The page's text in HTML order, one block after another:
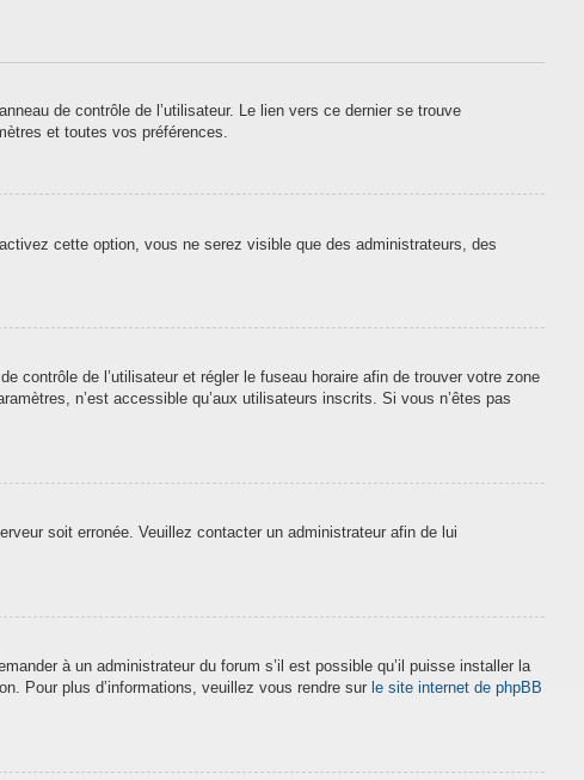
de contrôle de l’utilisateur. Le lien vers ce dernier se trouve
et toutes vos préférences.
cette option, vous ne serez visible que des administrateurs, des
contrôle de l’utilisateur et régler le fuseau horaire afin de trouver votre zone
n’est accessible qu’aux utilisateurs inscrits. Si vous n’êtes pas
soit erronée. Veuillez contacter un administrateur afin de lui
à un administrateur du forum s’il est possible qu’il puisse installer la
Pour plus d’informations, veuillez vous rendre sur le site internet de phpBB